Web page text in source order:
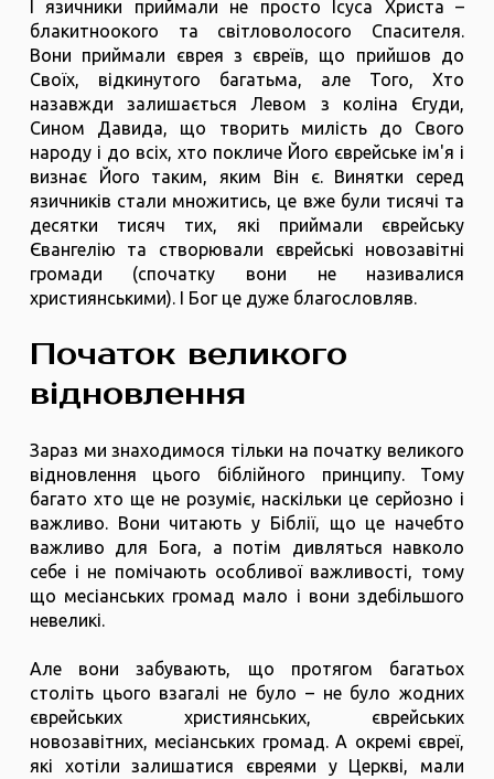
І язичники приймали не просто Ісуса Христа –
блакитноокого та світловолосого Спасителя.
Вони приймали єврея з євреїв, що прийшов до
Своїх, відкинутого багатьма, але Того, Хто
назавжди залишається Левом з коліна Єгуди,
Сином Давида, що творить милість до Свого
народу і до всіх, хто покличе Його єврейське ім'я і
визнає Його таким, яким Він є. Винятки серед
язичників стали множитись, це вже були тисячі та
десятки тисяч тих, які приймали єврейську
Євангелію та створювали єврейські новозавітні
громади (спочатку вони не називалися
християнськими). І Бог це дуже благословляв.
Початок великого
відновлення
Зараз ми знаходимося тільки на початку великого
відновлення цього біблійного принципу. Тому
багато хто ще не розуміє, наскільки це серйозно і
важливо. Вони читають у Біблії, що це начебто
важливо для Бога, а потім дивляться навколо
себе і не помічають особливої важливості, тому
що месіанських громад мало і вони здебільшого
невеликі.
Але вони забувають, що протягом багатьох
століть цього взагалі не було – не було жодних
єврейських християнських, єврейських
новозавітних, месіанських громад. А окремі євреї,
які хотіли залишатися євреями у Церкві, мали